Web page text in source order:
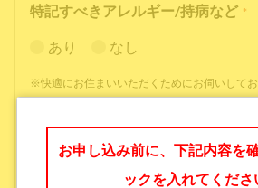
特記すべきアレルギー/持病など *
あり なし
※快適にお住まいいただくためにお伺いしてお
*
お申し込み前に、下記内容を
ックを入れてくださ